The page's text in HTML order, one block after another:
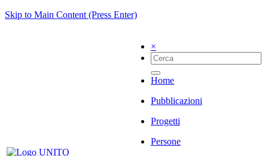
Skip to Main Content (Press Enter)
×
Home
Pubblicazioni
Progetti
Persone